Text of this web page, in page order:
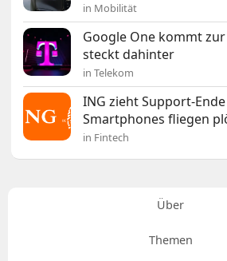
in Mobilität
Google One kommt zur
steckt dahinter
in Telekom
ING zieht Support-
Smartphones fliegen
in Fintech
Über
Themen